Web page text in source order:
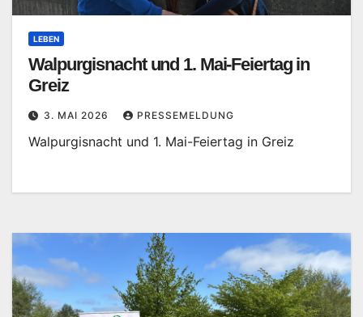
LEBEN
Walpurgisnacht und 1. Mai-Feiertag in
Greiz
3. MAI 2026 PRESSEMELDUNG
Walpurgisnacht und 1. Mai-Feiertag in Greiz